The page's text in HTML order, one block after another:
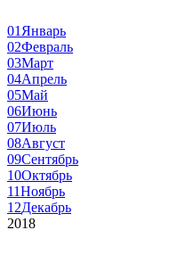
01 Январь
02Февраль
03Март
04Апрель
05Май
06Июнь
07Июль
08Август
09Сентябрь
10Октябрь
11Ноябрь
12Декабрь
2018